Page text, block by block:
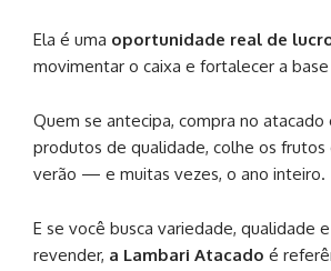
Ela é uma oportunidade real de
movimentar o caixa e fortalecer a
Quem se antecipa, compra no atacado
produtos de qualidade, colhe os
verão — e muitas vezes, o ano inteiro.
E se você busca variedade, qualidade
revender, a Lambari Atacado é